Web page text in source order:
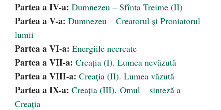
Partea a IV-a: Dumnezeu – Sfînta Treime (II)
Partea a V-a: Dumnezeu – Creatorul și Proniatorul
lumii
Partea a VI-a: Energiile necreate
Partea a VII-a: Creația (I). Lumea nevăzută
Partea a VIII-a: Creația (II). Lumea văzută
Partea a IX-a: Creația (III). Omul – sinteză a
Creația